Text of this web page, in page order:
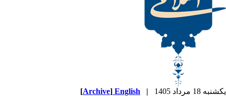
|
English
[ Archive